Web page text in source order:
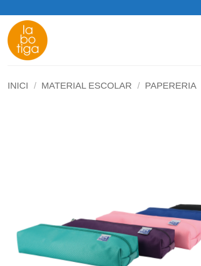
content
INICI / MATERIAL ESCOLAR / PAPERERIA